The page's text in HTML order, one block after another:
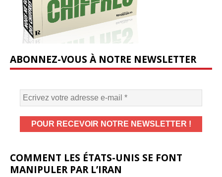
ABONNEZ-VOUS À NOTRE NEWSLETTER
COMMENT LES ÉTATS-UNIS SE FONT
MANIPULER PAR L’IRAN